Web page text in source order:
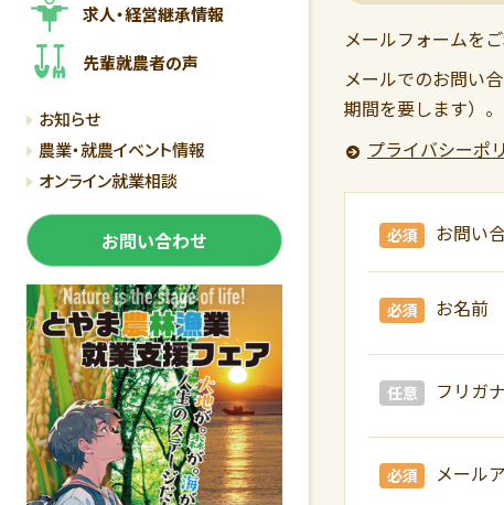
求人・経営継承情報
先輩就農者の声
お知らせ
農業・就農イベント情報
オンライン就業相談
お問い合わせ
メールフォームを
メールでのお問い
期間を要します）
プライバシーポ
必須 お問い
必須 お名前
任意 フリガナ
必須 メール